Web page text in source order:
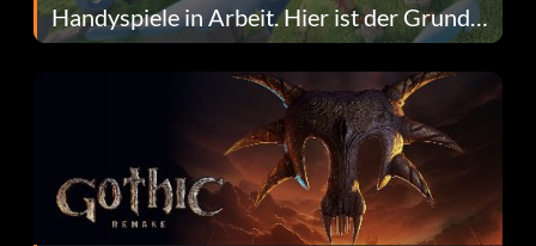
Handyspiele in Arbeit. Hier ist der Grund
dafür.